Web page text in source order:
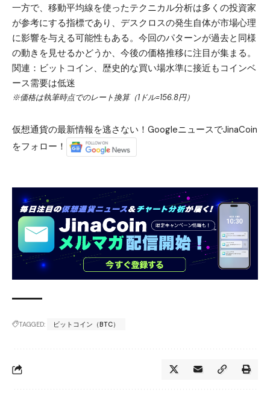
一方で、移動平均線を使ったテクニカル分析は多くの投資家
が参考にする指標であり、デスクロスの発生自体が市場心理
に影響を与える可能性もある。今回のパターンが過去と同様
の動きを見せるかどうか、今後の価格推移に注目が集まる。
関連： ビットコイン、歴史的な買い場水準に接近もコインベ
ース需要は低迷
※価格は執筆時点でのレート換算（1ドル=156.8円）
仮想通貨の最新情報を逃さない！GoogleニュースでJinaCoin
をフォロー！
TAGGED: ビットコイン（BTC）